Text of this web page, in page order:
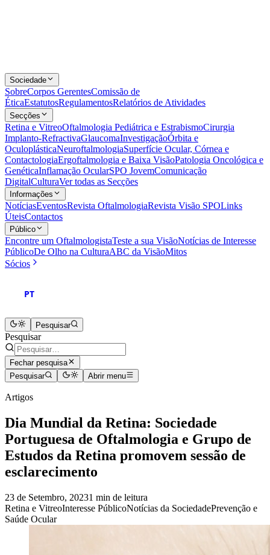
Sociedade
SobreCorpos GerentesComissão de
ÉticaEstatutosRegulamentosRelatórios de Atividades
Secções
Retina e VitreoOftalmologia Pediátrica e EstrabismoCirurgia
Implanto-RefractivaGlaucomaInvestigaçãoÓrbita e
OculoplásticaNeuroftalmologiaSuperfície Ocular, Córnea e
ContactologiaErgoftalmologia e Baixa VisãoPatologia Oncológica e
GenéticaInflamação OcularSPO JovemComunicação
DigitalCulturaVer todas as Secções
Informações
NotíciasEventosRevista OftalmologiaRevista Visão SPOLinks
ÚteisContactos
Público
Encontre um OftalmologistaTeste a sua VisãoNotícias de Interesse
PúblicoDe Olho na CulturaABC da VisãoMitos
Sócios
PT
Pesquisar
Pesquisar
Fechar pesquisa
Pesquisar
Abrir menu
Artigos
Dia Mundial da Retina: Sociedade
Portuguesa de Oftalmologia e Grupo de
Estudos da Retina promovem sessão de
esclarecimento
23 de Setembro, 20231 min de leitura
Retina e VitreoInteresse PúblicoNotícias da SociedadePrevenção e
Saúde Ocular